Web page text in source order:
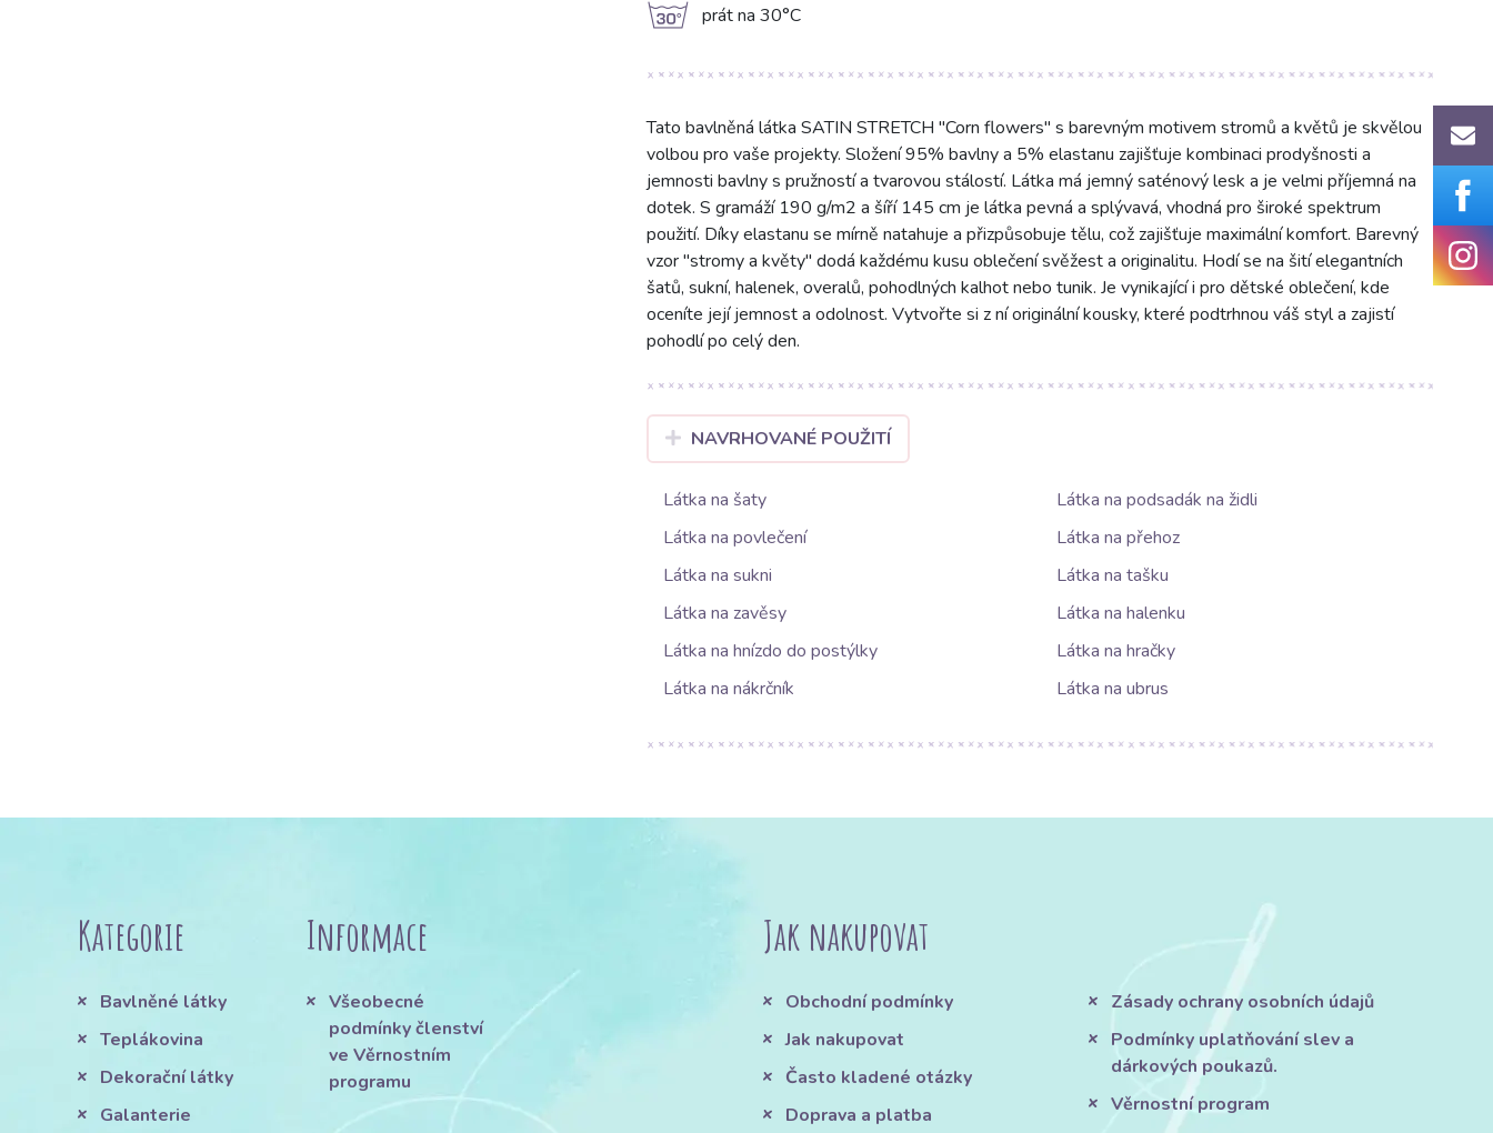
g prát na 30°C
Tato bavlněná látka SATIN STRETCH "Corn flowers" s barevným motivem stromů a květů je skvělou
volbou pro vaše projekty. Složení 95% bavlny a 5% elastanu zajišťuje kombinaci prodyšnosti a
jemnosti bavlny s pružností a tvarovou stálostí. Látka má jemný saténový lesk a je velmi příjemná na
dotek. S gramáží 190 g/m2 a šíří 145 cm je látka pevná a splývavá, vhodná pro široké spektrum
použití. Díky elastanu se mírně natahuje a přizpůsobuje tělu, což zajišťuje maximální komfort. Barevný
vzor "stromy a květy" dodá každému kusu oblečení svěžest a originalitu. Hodí se na šití elegantních
šatů, sukní, halenek, overalů, pohodlných kalhot nebo tunik. Je vynikající i pro dětské oblečení, kde
oceníte její jemnost a odolnost. Vytvořte si z ní originální kousky, které podtrhnou váš styl a zajistí
pohodlí po celý den.
NAVRHOVANÉ POUŽITÍ
Látka na šaty
Látka na podsadák na židli
Látka na povlečení
Látka na přehoz
Látka na sukni
Látka na tašku
Látka na zavěsy
Látka na halenku
Látka na hnízdo do postýlky
Látka na hračky
Látka na nákrčník
Látka na ubrus
Kategorie
Bavlněné látky
Teplákovina
Dekorační látky
Galanterie
Informace
Všeobecné
podmínky členství
ve Věrnostním
programu
Jak nakupovat
Obchodní podmínky
Jak nakupovat
Často kladené otázky
Doprava a platba
Zásady ochrany osobních údajů
Podmínky uplatňování slev a
dárkových poukazů.
Věrnostní program